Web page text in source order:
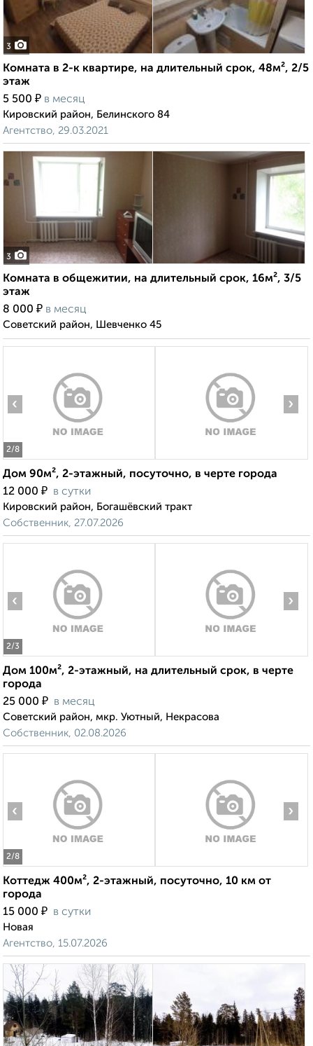
3
Комната в 2-к квартире, на длительный срок, 48м², 2/5
этаж
5 500 ₽ в месяц
Кировский район, Белинского 84
Агентство, 29.03.2021
3
Комната в общежитии, на длительный срок, 16м², 3/5
этаж
8 000 ₽ в месяц
Советский район, Шевченко 45
2/8
‹ ›
Дом 90м², 2-этажный, посуточно, в черте города
12 000 ₽ в сутки
Кировский район, Богашёвский тракт
Собственник, 27.07.2026
2/3
‹ ›
Дом 100м², 2-этажный, на длительный срок, в черте
города
25 000 ₽ в месяц
Советский район, мкр. Уютный, Некрасова
Собственник, 02.08.2026
2/8
‹ ›
Коттедж 400м², 2-этажный, посуточно, 10 км от
города
15 000 ₽ в сутки
Новая
Агентство, 15.07.2026